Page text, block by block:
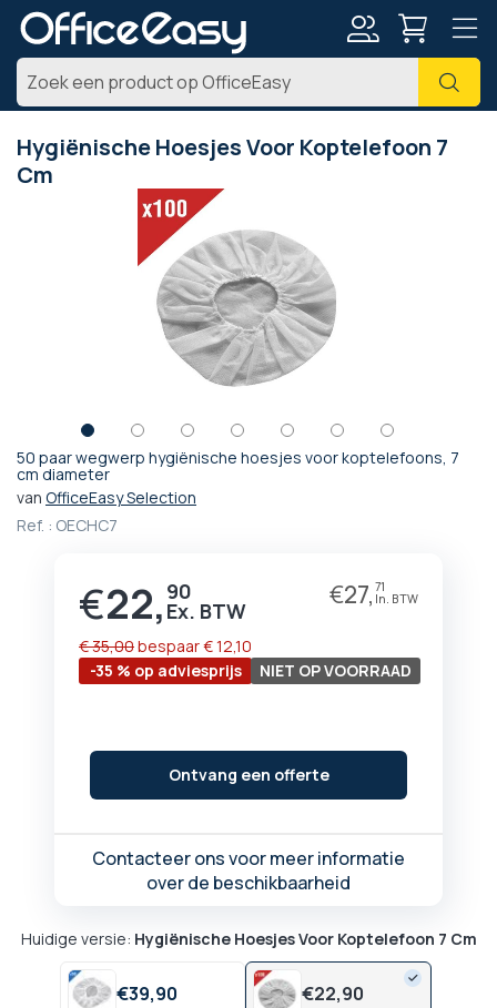
Zoek
Hygiënische Hoesjes Voor Koptelefoon 7
Cm
50 paar wegwerp hygiënische hoesjes voor koptelefoons, 7
cm diameter
van OfficeEasy Selection
Ref. : OECHC7
Prijs
€22, 90 €27, 71
-35 % op adviesprijs
€ 35,00bespaar€ 12,10
NIET OP VOORRAAD
Ontvang een offerte
Contacteer ons voor meer informatie
over de beschikbaarheid
Huidige versie: Hygiënische Hoesjes Voor Koptelefoon 7 Cm
€39,90 €22,90
Ga
naar
begin
afbeeldingen-